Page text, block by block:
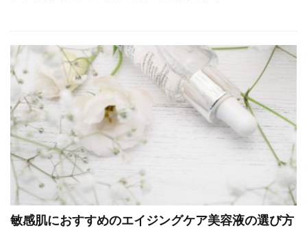
敏感肌におすすめのエイジングケア美容液の選び方